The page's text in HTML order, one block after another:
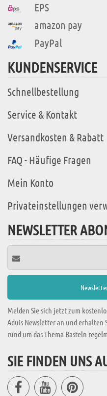
EPS
amazon pay
PayPal
KUNDENSERVICE
Schnellbestellung
Service & Kontakt
Versandkosten & Rabatt
FAQ - Häufige Fragen
Mein Konto
Privateinstellungen
NEWSLETTER
Melden Sie sich jetzt zum
Aduis Newsletter an und erhalten
rund um das Thema Basteln
SIE FINDEN UNS